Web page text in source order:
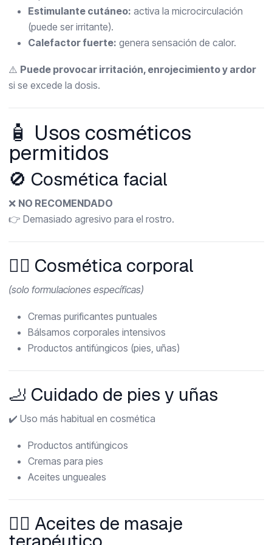
Estimulante cutáneo: activa la microcirculación
(puede ser irritante).
Calefactor fuerte: genera sensación de calor.
⚠️ Puede provocar irritación, enrojecimiento y ardor
si se excede la dosis.
🧴 Usos cosméticos
permitidos
🚫 Cosmética facial
❌ NO RECOMENDADO
👉 Demasiado agresivo para el rostro.
💆‍♀️ Cosmética corporal
(solo formulaciones específicas)
Cremas purificantes puntuales
Bálsamos corporales intensivos
Productos antifúngicos (pies, uñas)
🦶 Cuidado de pies y uñas
✔️ Uso más habitual en cosmética
Productos antifúngicos
Cremas para pies
Aceites ungueales
💆‍♂️ Aceites de masaje